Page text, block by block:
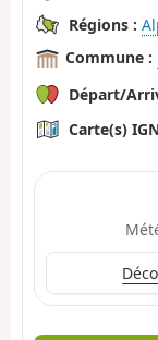
Régions :
Commune :
Départ/
Carte(s)